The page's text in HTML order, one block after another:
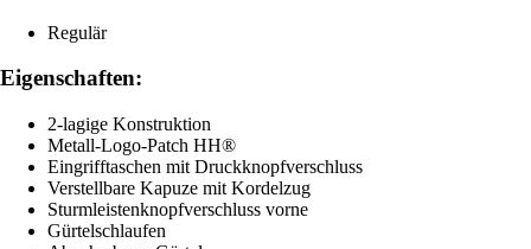
Regulär
Eigenschaften:
2-lagige Konstruktion
Metall-Logo-Patch HH®
Eingrifftaschen mit Druckknopfverschluss
Verstellbare Kapuze mit Kordelzug
Sturmleistenknopfverschluss vorne
Gürtelschlaufen